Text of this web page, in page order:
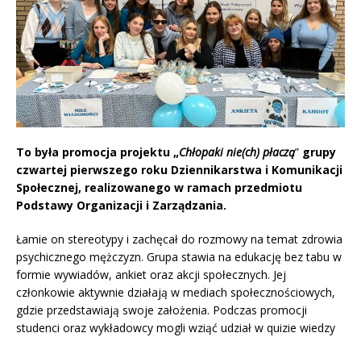
To była promocja projektu „Chłopaki nie(ch) płaczą” grupy
czwartej pierwszego roku Dziennikarstwa i Komunikacji
Społecznej, realizowanego w ramach przedmiotu
Podstawy Organizacji i Zarządzania.
Łamie on stereotypy i zachęcał do rozmowy na temat zdrowia
psychicznego mężczyzn. Grupa stawia na edukację bez tabu w
formie wywiadów, ankiet oraz akcji społecznych. Jej
członkowie aktywnie działają w mediach społecznościowych,
gdzie przedstawiają swoje założenia. Podczas promocji
studenci oraz wykładowcy mogli wziąć udział w quizie wiedzy